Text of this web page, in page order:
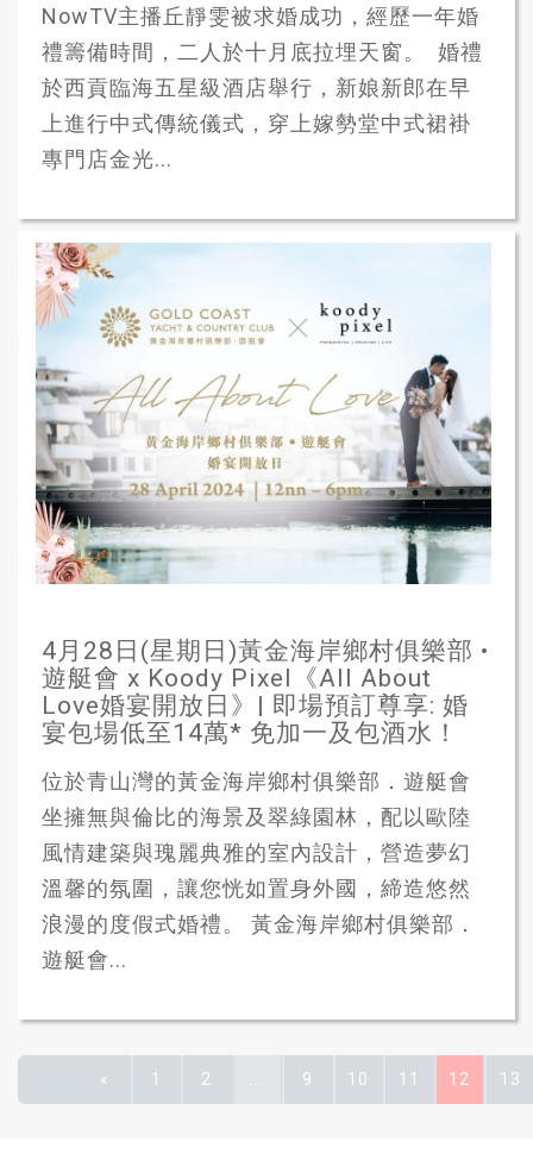
NowTV主播丘靜雯被求婚成功，經歷一年婚
禮籌備時間，二人於十月底拉埋天窗。 婚禮
於西貢臨海五星級酒店舉行，新娘新郎在早
上進行中式傳統儀式，穿上嫁勢堂中式裙褂
專門店金光...
4月28日(星期日)黃金海岸鄉村俱樂部 •
遊艇會 x Koody Pixel《All About
Love婚宴開放日》| 即場預訂尊享: 婚
宴包場低至14萬* 免加一及包酒水！
位於青山灣的黃金海岸鄉村俱樂部．遊艇會
坐擁無與倫比的海景及翠綠園林，配以歐陸
風情建築與瑰麗典雅的室內設計，營造夢幻
溫馨的氛圍，讓您恍如置身外國，締造悠然
浪漫的度假式婚禮。 黃金海岸鄉村俱樂部．
遊艇會...
« 1 2 9 10 11 12 13